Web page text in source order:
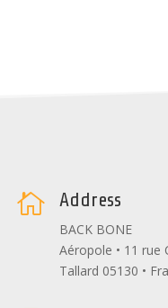
 Address
BACK BONE
Aéropole • 11 rue
Tallard 05130 •